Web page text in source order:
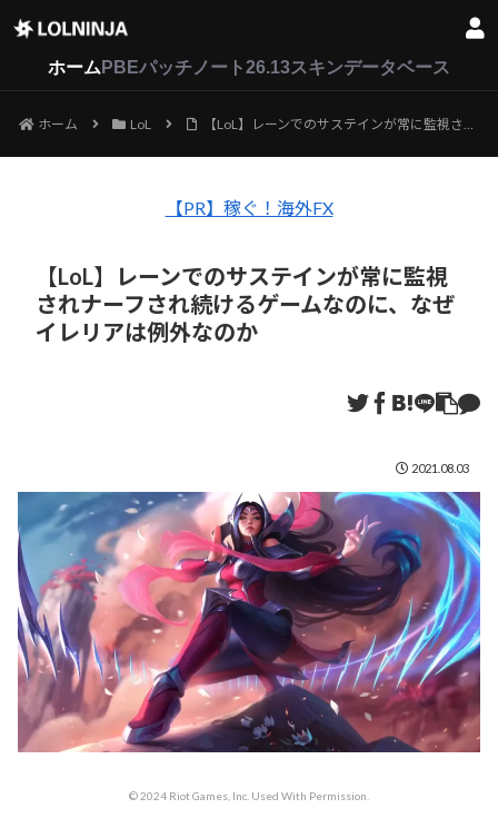
ホーム PBEパッチノート26.13スキンデータベース
ホーム LoL 【LoL】レーンでのサステインが常に監視されナーフされ続けるゲームなのに、なぜイレリアは例外なのか
【PR】稼ぐ！海外FX
【LoL】レーンでのサステインが常に監視
されナーフされ続けるゲームなのに、なぜ
イレリアは例外なのか
2021.08.03
© 2024 Riot Games, Inc. Used With Permission.